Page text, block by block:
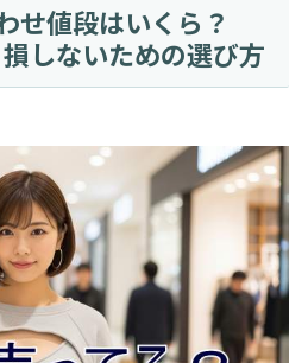
せ値段はいくら？
しないための選び方